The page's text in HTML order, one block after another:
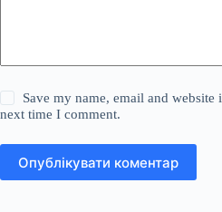
Save my name, email and website
next time I comment.
Опублікувати коментар